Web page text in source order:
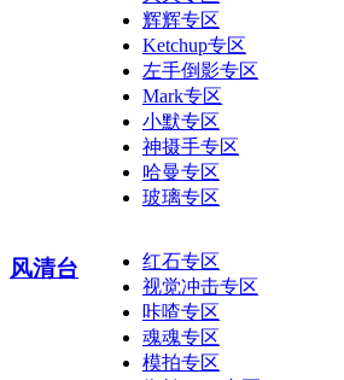
辉辉专区
Ketchup专区
左手倒影专区
Mark专区
小默专区
神摄手专区
哈曼专区
玻璃专区
风清台
红石专区
视觉冲击专区
咔喳专区
魂魂专区
模拍专区